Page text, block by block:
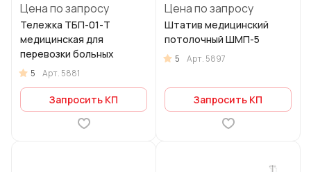
Цена по запросу
Тележка ТБП-01-Т
медицинская для
перевозки больных
5 Арт. 5881
Запросить КП
Цена по запросу
Штатив медицинский
потолочный ШМП-5
5 Арт. 5897
Запросить КП